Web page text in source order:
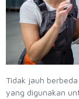
Tidak jauh
yang digunakan